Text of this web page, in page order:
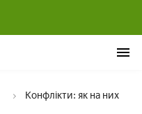
Конфлікти: як на них